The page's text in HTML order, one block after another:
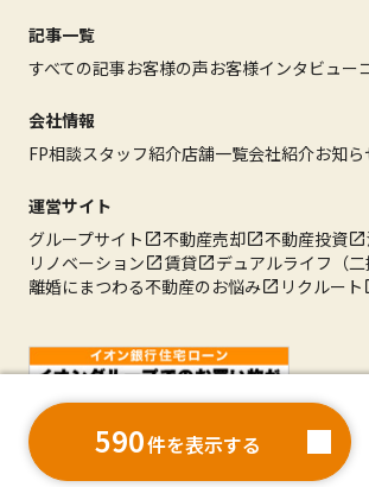
590件を表示する
記事一覧
すべての記事お客様の声お客様インタビュー
会社情報
FP相談スタッフ紹介店舗一覧会社紹介お知ら
運営サイト
グループサイト
不動産売却 不動産投資
リノベーション
賃貸
デュアルライフ（二
離婚にまつわる不動産のお悩み
リクルート